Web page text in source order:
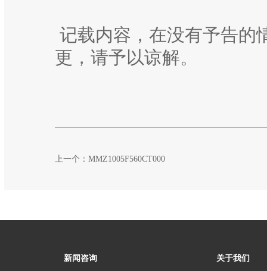
记载内容，在没有予告的
更，请予以谅解。
上一个： MMZ1005F560CT000
新闻咨询 关于我们